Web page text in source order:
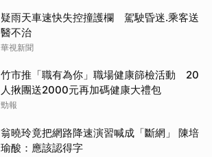
疑雨天車速快失控撞護欄 駕駛昏迷.乘客送
醫不治
華視新聞
竹市推「職有為你」職場健康篩檢活動 20
人揪團送2000元再加碼健康大禮包
勁報
翁曉玲竟把網路降速演習喊成「斷網」 陳培
瑜酸：應該認得字